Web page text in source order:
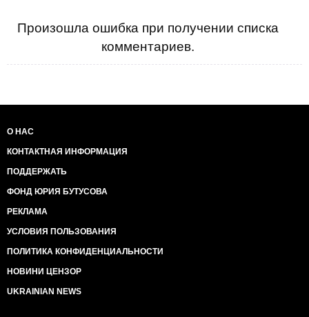
Произошла ошибка при получении списка
комментариев.
О НАС
КОНТАКТНАЯ ИНФОРМАЦИЯ
ПОДДЕРЖАТЬ
ФОНД ЮРИЯ БУТУСОВА
РЕКЛАМА
УСЛОВИЯ ПОЛЬЗОВАНИЯ
ПОЛИТИКА КОНФИДЕНЦИАЛЬНОСТИ
НОВИНИ ЦЕНЗОР
UKRAINIAN NEWS